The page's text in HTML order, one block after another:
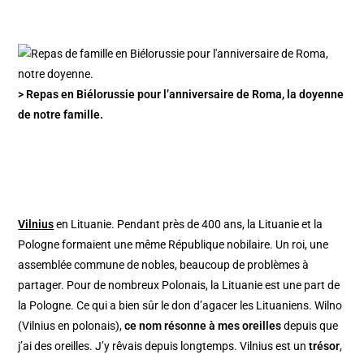
> Repas en Biélorussie pour l’anniversaire de Roma, la doyenne
de notre famille.
Vilniusen Lituanie. Pendant près de 400 ans, la Lituanie et la
Pologne formaient une même République nobilaire. Un roi, une
assemblée commune de nobles, beaucoup de problèmes à
partager. Pour de nombreux Polonais, la Lituanie est une part de
la Pologne. Ce qui a bien sûr le don d’agacer les Lituaniens. Wilno
(Vilnius en polonais),ce nom résonne à mes oreillesdepuis que
j’ai des oreilles. J’y rêvais depuis longtemps. Vilnius est untrésor,